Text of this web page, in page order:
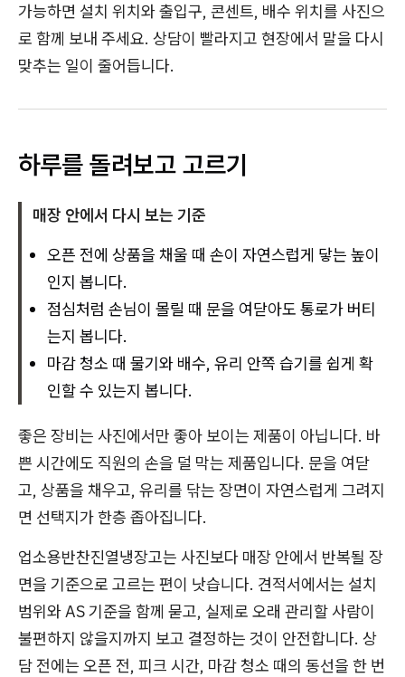
가능하면 설치 위치와 출입구, 콘센트, 배수 위치를 사진으
로 함께 보내 주세요. 상담이 빨라지고 현장에서 말을 다시
맞추는 일이 줄어듭니다.
하루를 돌려보고 고르기
매장 안에서 다시 보는 기준
오픈 전에 상품을 채울 때 손이 자연스럽게 닿는 높이
인지 봅니다.
점심처럼 손님이 몰릴 때 문을 여닫아도 통로가 버티
는지 봅니다.
마감 청소 때 물기와 배수, 유리 안쪽 습기를 쉽게 확
인할 수 있는지 봅니다.
좋은 장비는 사진에서만 좋아 보이는 제품이 아닙니다. 바
쁜 시간에도 직원의 손을 덜 막는 제품입니다. 문을 여닫
고, 상품을 채우고, 유리를 닦는 장면이 자연스럽게 그려지
면 선택지가 한층 좁아집니다.
업소용반찬진열냉장고는 사진보다 매장 안에서 반복될 장
면을 기준으로 고르는 편이 낫습니다. 견적서에서는 설치
범위와 AS 기준을 함께 묻고, 실제로 오래 관리할 사람이
불편하지 않을지까지 보고 결정하는 것이 안전합니다. 상
담 전에는 오픈 전, 피크 시간, 마감 청소 때의 동선을 한 번